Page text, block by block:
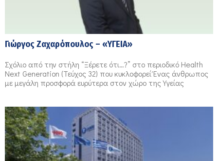
Γιώργος Ζαχαρόπουλος – «ΥΓΕΙΑ»
Σχόλιο από την στήλη “Ξέρετε ότι…?” στο περιοδικό Health
Next Generation (Τεύχος 32) που κυκλοφορεί Ένας άνθρωπος
με μεγάλη προσφορά ευρύτερα στον χώρο της Υγείας